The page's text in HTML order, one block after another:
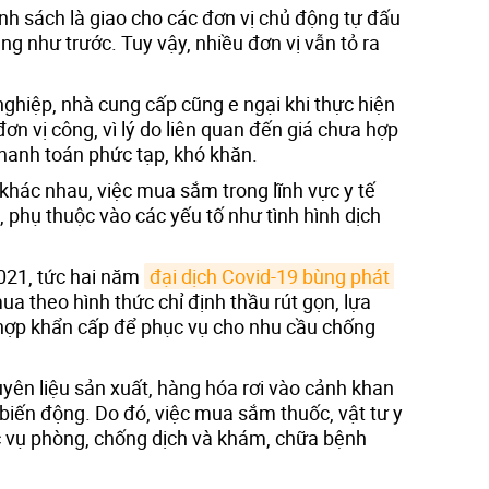
sách là giao cho các đơn vị chủ động tự đấu
như trước. Tuy vậy, nhiều đơn vị vẫn tỏ ra
nhà cung cấp cũng e ngại khi thực hiện
vị công, vì lý do liên quan đến giá chưa hợp
toán phức tạp, khó khăn.
nhau, việc mua sắm trong lĩnh vực y tế
thuộc vào các yếu tố như tình hình dịch
tức hai năm đại dịch Covid-19 bùng phát
theo hình thức chỉ định thầu rút gọn, lựa
khẩn cấp để phục vụ cho nhu cầu chống
liệu sản xuất, hàng hóa rơi vào cảnh khan
động. Do đó, việc mua sắm thuốc, vật tư y
phòng, chống dịch và khám, chữa bệnh